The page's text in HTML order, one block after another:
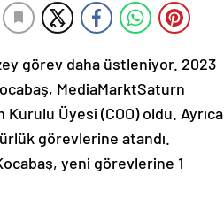
görev daha üstleniyor. 2023
MediaMarktSaturn
Üyesi (COO) oldu. Ayrıca
görevlerine atandı.
yeni görevlerine 1